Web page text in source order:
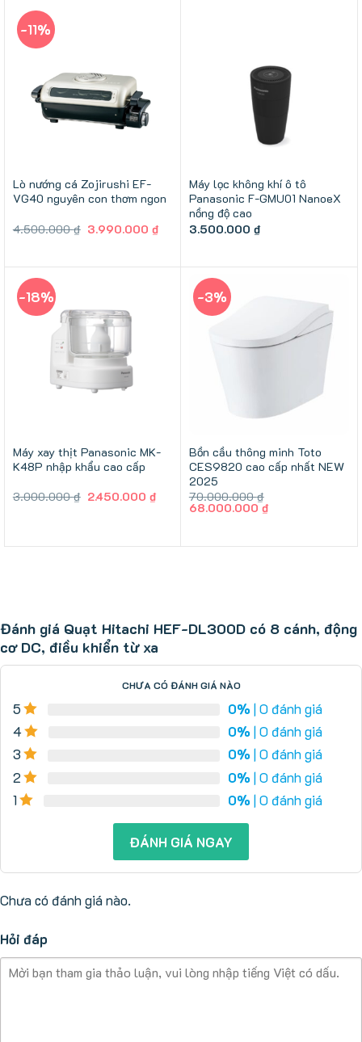
-11%
Lò nướng cá Zojirushi EF-
VG40 nguyên con thơm ngon
4.500.000₫ Giá
3.990.000₫
Máy lọc không khí ô tô
Panasonic F-GMU01 NanoeX
nồng độ cao
3.500.000 ₫
-18%
Máy xay thịt Panasonic MK-
K48P nhập khẩu cao cấp
3.000.000₫ Giá
2.450.000₫
-3%
Bồn cầu thông minh Toto
CES9820 cao cấp nhất NEW
2025
70.000.000₫
Giá
68.000.000₫Giá
68.000.000 ₫.
Đánh giá Quạt Hitachi HEF-DL300D có 8 cánh, động
cơ DC, điều khiển từ xa
CHƯA CÓ ĐÁNH GIÁ NÀO
5 0% | 0 đánh giá
4
0% | 0 đánh giá
3
0% | 0 đánh giá
2
0% | 0 đánh giá
1
0% | 0 đánh giá
ĐÁNH GIÁ NGAY
Chưa có đánh giá nào.
Hỏi đáp